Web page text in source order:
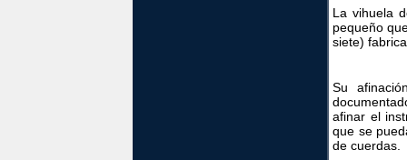
La vihuela
pequeño
siete)
Su
afinar el
que se
de cuerdas.